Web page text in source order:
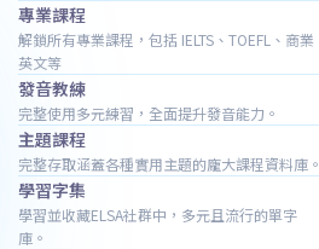
專業課程
解鎖所有專業課程，包括 IELTS、TOEFL、商業
英文等
發音教練
完整使用多元練習，全面提升發音能力。
主題課程
完整存取涵蓋各種實用主題的龐大課程資料庫。
學習字集
學習並收藏ELSA社群中，多元且流行的單字
庫。